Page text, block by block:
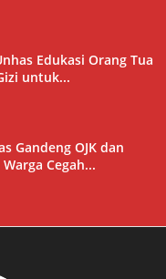
Edukasi Orang Tua
untuk...
Gandeng OJK dan
Cegah...